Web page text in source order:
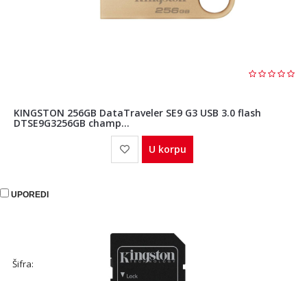
KINGSTON 256GB DataTraveler SE9 G3 USB 3.0 flash
DTSE9G3256GB champ...
U korpu
UPOREDI
Šifra: